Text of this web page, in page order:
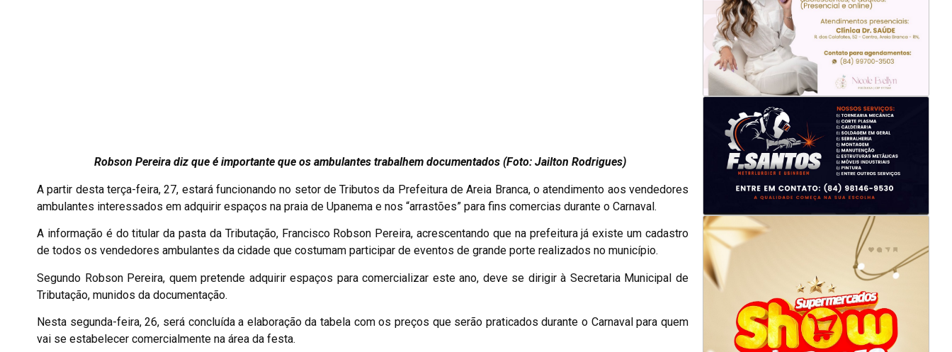
Robson Pereira diz que é importante que os ambulantes trabalhem documentados (Foto: Jailton Rodrigues)
A partir desta terça-feira, 27, estará funcionando no setor de Tributos da Prefeitura de Areia Branca, o atendimento aos vendedores
ambulantes interessados em adquirir espaços na praia de Upanema e nos “arrastões” para fins comercias durante o Carnaval.
A informação é do titular da pasta da Tributação, Francisco Robson Pereira, acrescentando que na prefeitura já existe um cadastro
de todos os vendedores ambulantes da cidade que costumam participar de eventos de grande porte realizados no município.
Segundo Robson Pereira, quem pretende adquirir espaços para comercializar este ano, deve se dirigir à Secretaria Municipal de
Tributação, munidos da documentação.
Nesta segunda-feira, 26, será concluída a elaboração da tabela com os preços que serão praticados durante o Carnaval para quem
vai se estabelecer comercialmente na área da festa.